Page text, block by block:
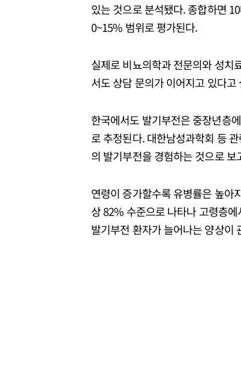
있는 것으로 분석됐다. 종합하면
0~15% 범위로 평가된다.
실제로 비뇨의학과 전문의와 성치
서도 상담 문의가 이어지고 있다고
한국에서도 발기부전은 중장년층
로 추정된다. 대한남성과학회 등
의 발기부전을 경험하는 것으로 보
연령이 증가할수록 유병률은 높아
상 82% 수준으로 나타나 고령층
발기부전 환자가 늘어나는 양상이